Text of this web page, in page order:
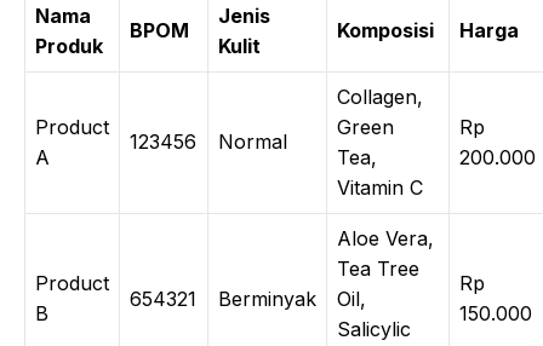
Nama
Produk
BPOM
Jenis
Kulit
Komposisi Harga
Product
A
123456 Normal
Collagen,
Green
Tea,
Vitamin C
Rp
200.000
Product
B
654321 Berminyak
Aloe Vera,
Tea Tree
Oil,
Salicylic
Rp
150.000